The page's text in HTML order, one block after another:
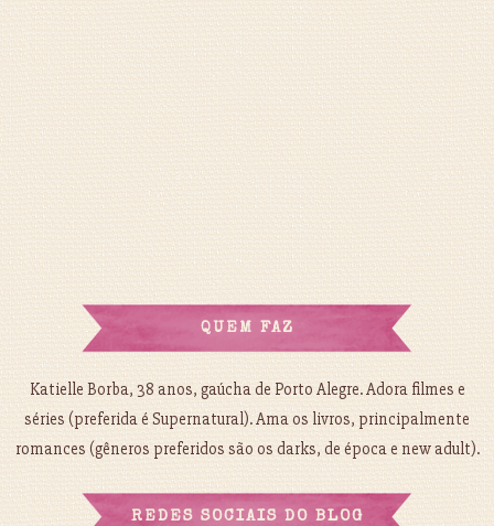
QUEM FAZ
Katielle Borba, 38 anos, gaúcha de Porto Alegre. Adora filmes e
séries (preferida é Supernatural). Ama os livros, principalmente
romances (gêneros preferidos são os darks, de época e new adult).
REDES SOCIAIS DO BLOG